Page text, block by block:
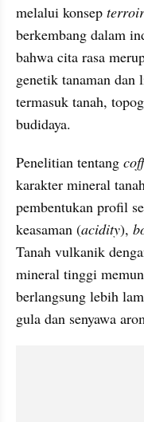
melalui konsep terroir
berkembang dalam
bahwa cita rasa
genetik tanaman
termasuk tanah,
budidaya.
Penelitian tentang
karakter mineral
pembentukan profil
keasaman (acidity),
Tanah vulkanik
mineral tinggi
berlangsung lebih
gula dan senyawa